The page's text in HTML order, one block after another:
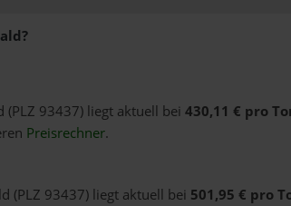
93437) liegt aktuell bei 430,11 € pro
Preisrechner.
(PLZ 93437) liegt aktuell bei 501,95 € pro